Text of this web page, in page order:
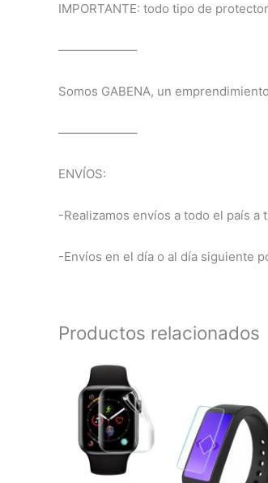
IMPORTANTE: todo tipo de
——————–
Somos GABENA, un
——————–
ENVÍOS:
-Realizamos envíos a todo el país
-Envíos en el día o al día siguiente
Productos relacionados